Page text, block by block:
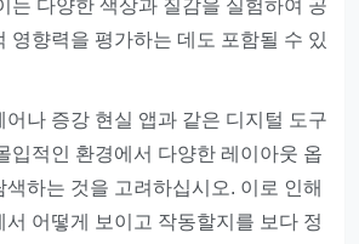
는 다양한 색상과 질감을 실험하여 공
영향력을 평가하는 데도 포함될 수 있
어나 증강 현실 앱과 같은 디지털 도구
입적인 환경에서 다양한 레이아웃 옵
하는 것을 고려하십시오. 이로 인해
서 어떻게 보이고 작동할지를 보다 정